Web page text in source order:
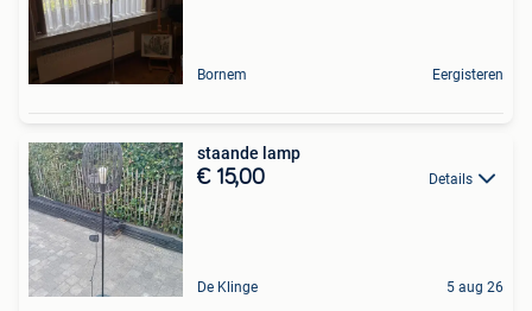
Bornem Eergisteren
staande lamp
€ 15,00 Details
De Klinge 5 aug 26